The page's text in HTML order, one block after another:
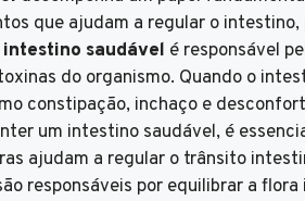
que ajudam a regular o
intestino saudável é responsável
do organismo. Quando o
constipação, inchaço e
um intestino saudável, é
ajudam a regular o trânsito
responsáveis por equilibrar a